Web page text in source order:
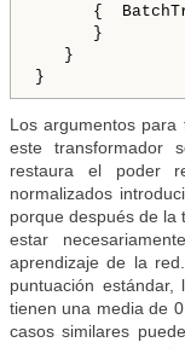
{
}
}
}
Los argumentos
este transformador
restaura el poder
normalizados
porque después de la
estar
aprendizaje de la
puntuación
tienen una media de
casos similares